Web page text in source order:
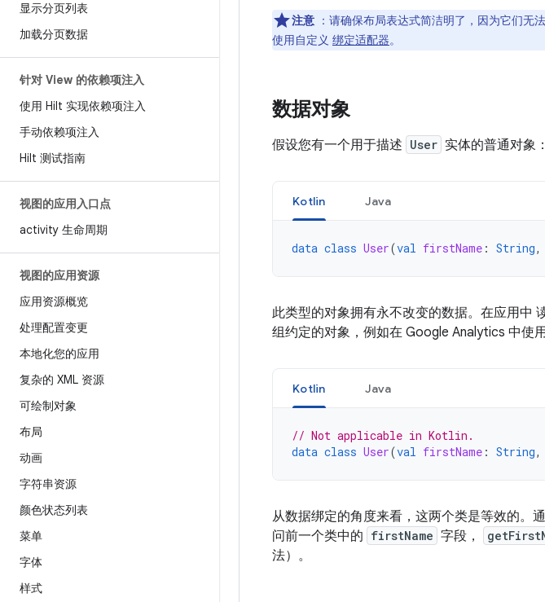
显示分页列表
加载分页数据
针对 View 的依赖项注入
使用 Hilt 实现依赖项注入
手动依赖项注入
Hilt 测试指南
视图的应用入口点
activity 生命周期
视图的应用资源
应用资源概览
处理配置变更
本地化您的应用
复杂的 XML 资源
可绘制对象
布局
动画
字符串资源
颜色状态列表
菜单
字体
样式
注意 ：请确保布局表达式简洁明了，因为它们无
使用自定义 绑定适配器。
数据对象
假设您有一个用于描述 User 实体的普通对象：
Kotlin Java
data class User(val firstName : String,
此类型的对象拥有永不改变的数据。在应用中
组约定的对象，例如在 Google Analytics 中使
Kotlin Java
// Not applicable in Kotlin.
data class User(val firstName : String,
从数据绑定的角度来看，这两个类是等效的。
问前一个类中的 firstName 字段，
法）。